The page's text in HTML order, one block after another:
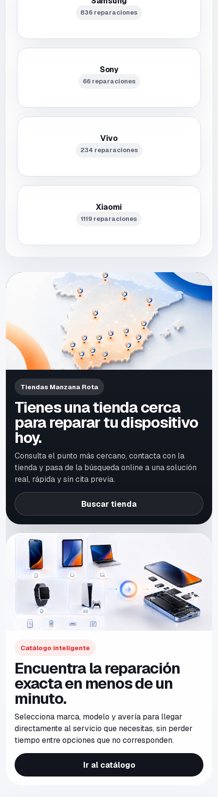
836 reparaciones
Sony
66 reparaciones
Vivo
234 reparaciones
Xiaomi
1119 reparaciones
Tiendas Manzana Rota
Tienes una tienda cerca
para reparar tu dispositivo
hoy.
Consulta el punto más cercano, contacta con la
tienda y pasa de la búsqueda online a una solución
real, rápida y sin cita previa.
Buscar tienda
Catálogo inteligente
Encuentra la reparación
exacta en menos de un
minuto.
Selecciona marca, modelo y avería para llegar
directamente al servicio que necesitas, sin perder
tiempo entre opciones que no corresponden.
Ir al catálogo